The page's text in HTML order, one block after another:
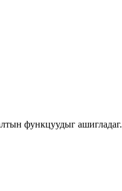
функцуудыг ашигладаг.